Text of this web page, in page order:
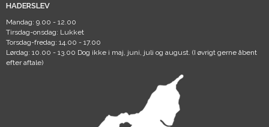
HADERSLEV
Mandag: 9.00 - 12.00
Tirsdag-onsdag: Lukket
Torsdag-fredag: 14.00 - 17.00
Lørdag: 10.00 - 13.00 Dog ikke i maj, juni, juli og august. (I øvrigt gerne åbent
efter aftale)